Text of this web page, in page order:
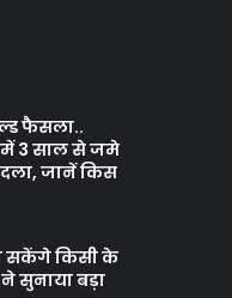
फैसला..
में 3 साल से जमे
जानें किस
सकेंगे किसी के
सुनाया बड़ा